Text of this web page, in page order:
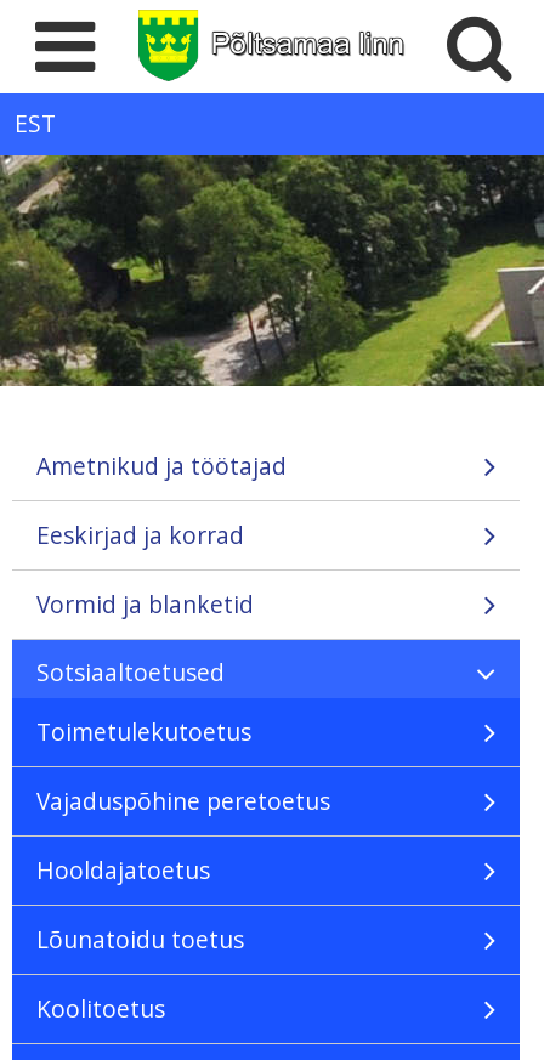
EST
Ametnikud ja töötajad
Eeskirjad ja korrad
Vormid ja blanketid
Sotsiaaltoetused
Toimetulekutoetus
Vajaduspõhine peretoetus
Hooldajatoetus
Lõunatoidu toetus
Koolitoetus